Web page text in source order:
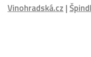
Vinohradská.cz|